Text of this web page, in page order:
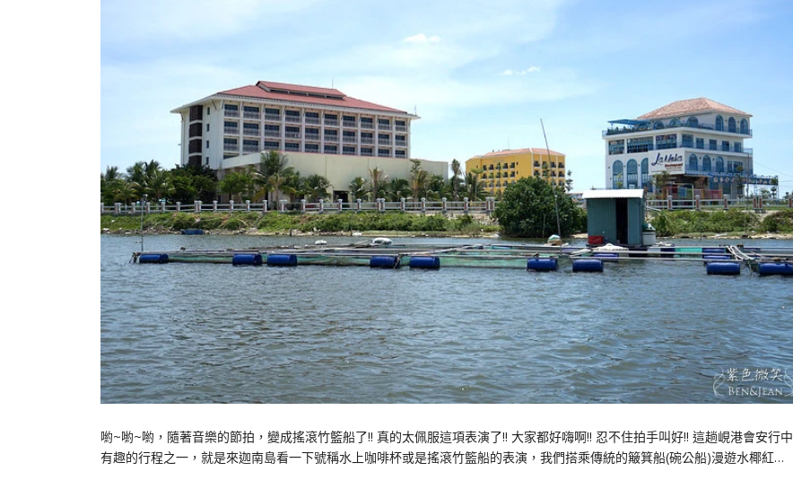
喲~喲~喲，隨著音樂的節拍，變成搖滾竹籃船了!! 真的太佩服這項表演了!! 大家都好嗨啊!! 忍不住拍手叫好!! 這趟峴港會安行中
有趣的行程之一，就是來迦南島看一下號稱水上咖啡杯或是搖滾竹籃船的表演，我們搭乘傳統的簸箕船(碗公船)漫遊水椰紅…